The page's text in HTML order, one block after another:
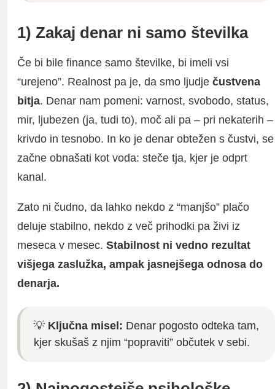
1) Zakaj denar ni samo številka
Če bi bile finance samo številke, bi imeli vsi
“urejeno”. Realnost pa je, da smo ljudje čustvena
bitja. Denar nam pomeni: varnost, svobodo, status,
mir, ljubezen (ja, tudi to), moč ali pa – pri nekaterih –
krivdo in tesnobo. In ko je denar obtežen s čustvi, se
začne obnašati kot voda: steče tja, kjer je odprt
kanal.
Zato ni čudno, da lahko nekdo z “manjšo” plačo
deluje stabilno, nekdo z več prihodki pa živi iz
meseca v mesec. Stabilnost ni vedno rezultat
višjega zaslužka, ampak jasnejšega odnosa do
denarja.
💡 Ključna misel: Denar pogosto odteka tam,
kjer skušaš z njim “popraviti” občutek v sebi.